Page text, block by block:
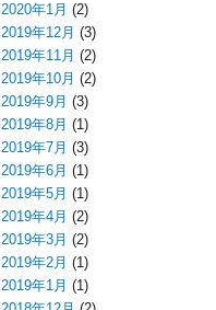
2020年1月 (2)
2019年12月 (3)
2019年11月 (2)
2019年10月 (2)
2019年9月 (3)
2019年8月 (1)
2019年7月 (3)
2019年6月 (1)
2019年5月 (1)
2019年4月 (2)
2019年3月 (2)
2019年2月 (1)
2019年1月 (1)